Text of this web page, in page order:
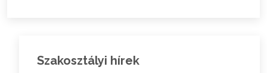
Szakosztályi hírek